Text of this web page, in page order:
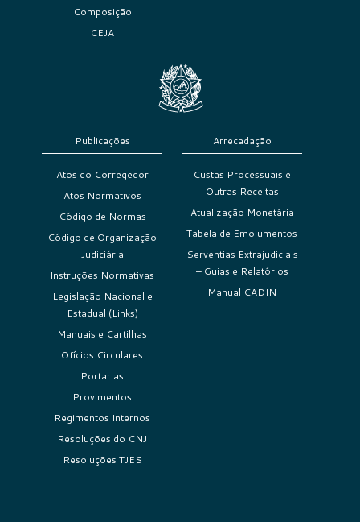
Composição
CEJA
Publicações
Atos do Corregedor
Atos Normativos
Código de Normas
Código de Organização
Judiciária
Instruções Normativas
Legislação Nacional e
Estadual (Links)
Manuais e Cartilhas
Ofícios Circulares
Portarias
Provimentos
Regimentos Internos
Resoluções do CNJ
Resoluções TJES
Arrecadação
Custas Processuais e
Outras Receitas
Atualização Monetária
Tabela de Emolumentos
Serventias Extrajudiciais
– Guias e Relatórios
Manual CADIN